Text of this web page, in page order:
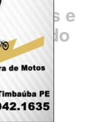
mãos e
em
estava